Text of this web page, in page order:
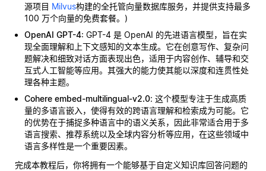
源项目 Milvus构建的全托管向量数据库服务，并提供支持最多
100 万个向量的免费套餐。)
OpenAI GPT-4: GPT-4 是 OpenAI 的先进语言模型，旨在实
现全面理解和上下文感知的文本生成。它在创意写作、复杂问
题解决和细致对话方面表现出色，适用于内容创作、辅导和交
互式人工智能等应用。其强大的能力使其能以深度和连贯性处
理各种主题。
Cohere embed-multilingual-v2.0: 这个模型专注于生成高质
量的多语言嵌入，使得有效的跨语言理解和检索成为可能。它
的优势在于捕捉多种语言中的语义关系，因此非常适合用于多
语言搜索、推荐系统以及全球内容分析等应用，在这些领域中
语言多样性是一个重要因素。
完成本教程后，你将拥有一个能够基于自定义知识库回答问题的